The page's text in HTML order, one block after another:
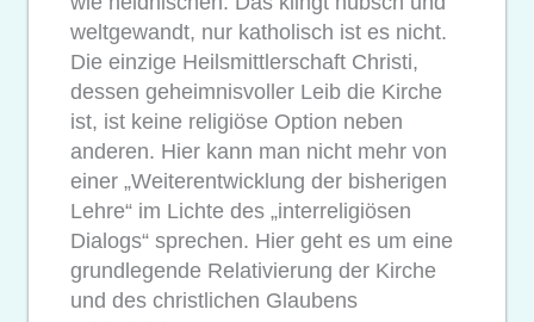
weltgewandt, nur katholisch ist es nicht.
Die einzige Heilsmittlerschaft Christi,
dessen geheimnisvoller Leib die Kirche
ist, ist keine religiöse Option neben
anderen. Hier kann man nicht mehr von
einer „Weiterentwicklung der bisherigen
Lehre“ im Lichte des „interreligiösen
Dialogs“ sprechen. Hier geht es um eine
grundlegende Relativierung der Kirche
und des christlichen Glaubens